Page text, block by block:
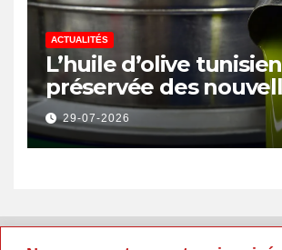
ACTUALITÉS
L’huile d’olive
préservée des
surtaxes américaines
Donald Trump
29-07-2026